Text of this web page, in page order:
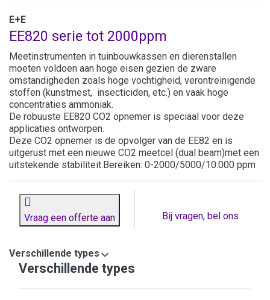
E+E
EE820 serie tot 2000ppm
Meetinstrumenten in tuinbouwkassen en dierenstallen
moeten voldoen aan hoge eisen gezien de zware
omstandigheden zoals hoge vochtigheid, verontreinigende
stoffen (kunstmest, insecticiden, etc.) en vaak hoge
concentraties ammoniak.
De robuuste EE820 CO2 opnemer is speciaal voor deze
applicaties ontworpen.
Deze CO2 opnemer is de opvolger van de EE82 en is
uitgerust met een nieuwe CO2 meetcel (dual beam)met een
uitstekende stabiliteit.Bereiken: 0-2000/5000/10.000 ppm
Vraag een offerte aan Bij vragen, bel ons
Verschillende types
Verschillende types